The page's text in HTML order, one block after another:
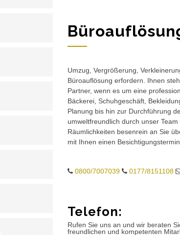
Umzug, Vergrößerung,
Büroauflösung erfordern. Ihnen
Partner, wenn es um eine
Bäckerei, Schuhgeschäft,
Planung bis hin zur Durchführung
umweltfreundlich durch unser
Räumlichkeiten besenrein an Sie
mit Ihnen einen Besichtigungstermin
0800/7007039 0177/8151108
Telefon:
Rufen Sie uns an und wir beraten
freundlichen und kompetenten